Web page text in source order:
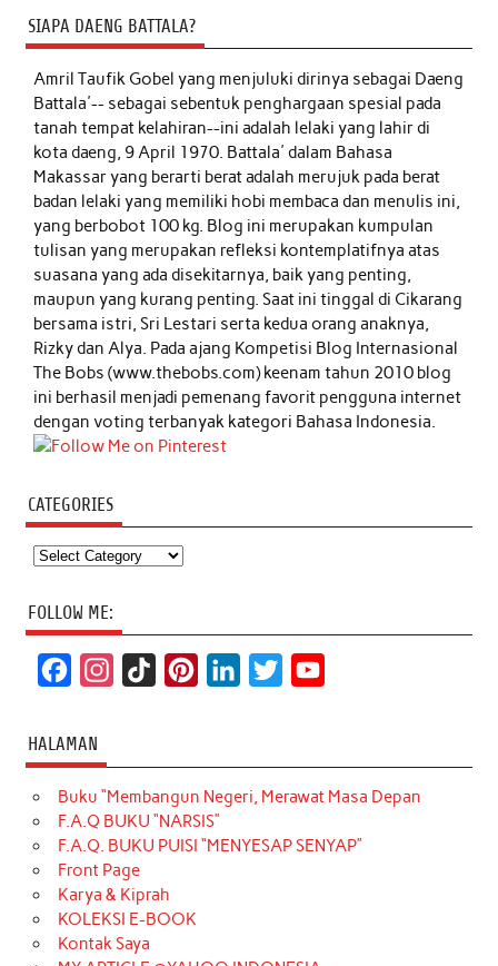
SIAPA DAENG BATTALA?
Amril Taufik Gobelyang menjuluki dirinya sebagai Daeng
Battala'-- sebagai sebentuk penghargaan spesial pada
tanah tempat kelahiran--ini adalah lelaki yang lahir di
kota daeng, 9 April 1970. Battala' dalam Bahasa
Makassar yang berarti berat adalah merujuk pada berat
badan lelaki yang memiliki hobi membaca dan menulis ini,
yang berbobot 100 kg. Blog ini merupakan kumpulan
tulisan yang merupakan refleksi kontemplatifnya atas
suasana yang ada disekitarnya, baik yang penting,
maupun yang kurang penting. Saat ini tinggal di Cikarang
bersama istri, Sri Lestari serta kedua orang anaknya,
Rizky dan Alya. Pada ajang Kompetisi Blog Internasional
The Bobs (www.thebobs.com) keenam tahun 2010 blog
ini berhasil menjadi pemenang favorit pengguna internet
dengan voting terbanyak kategori Bahasa Indonesia.
CATEGORIES
Categories
FOLLOW ME:
c
e
b
o
o
k
t
a
g
r
a
m
T
o
k
t
e
r
k
e
d
t
t
e
T
u
b
HALAMAN
Buku “Membangun Negeri, Merawat Masa Depan
F.A.Q BUKU “NARSIS”
F.A.Q. BUKU PUISI “MENYESAP SENYAP”
Front Page
Karya & Kiprah
KOLEKSI E-BOOK
Kontak Saya